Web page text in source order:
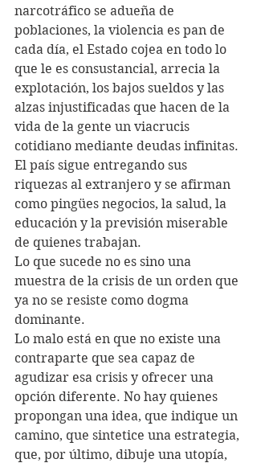
narcotráfico se adueña de
poblaciones, la violencia es pan de
cada día, el Estado cojea en todo lo
que le es consustancial, arrecia la
explotación, los bajos sueldos y las
alzas injustificadas que hacen de la
vida de la gente un viacrucis
cotidiano mediante deudas infinitas.
El país sigue entregando sus
riquezas al extranjero y se afirman
como pingües negocios, la salud, la
educación y la previsión miserable
de quienes trabajan.
Lo que sucede no es sino una
muestra de la crisis de un orden que
ya no se resiste como dogma
dominante.
Lo malo está en que no existe una
contraparte que sea capaz de
agudizar esa crisis y ofrecer una
opción diferente. No hay quienes
propongan una idea, que indique un
camino, que sintetice una estrategia,
que, por último, dibuje una utopía,